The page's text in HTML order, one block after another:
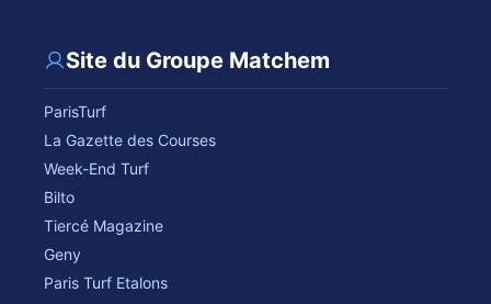
Site du Groupe Matchem
ParisTurf
La Gazette des Courses
Week-End Turf
Bilto
Tiercé Magazine
Geny
Paris Turf Etalons